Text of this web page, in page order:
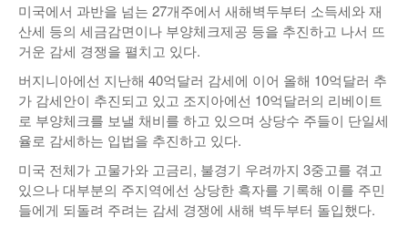
미국에서 과반을 넘는 27개주에서 새해벽두부터 소득세와 재
산세 등의 세금감면이나 부양체크제공 등을 추진하고 나서 뜨
거운 감세 경쟁을 펼치고 있다.
버지니아에선 지난해 40억달러 감세에 이어 올해 10억달러 추
가 감세안이 추진되고 있고 조지아에선 10억달러의 리베이트
로 부양체크를 보낼 채비를 하고 있으며 상당수 주들이 단일세
율로 감세하는 입법을 추진하고 있다.
미국 전체가 고물가와 고금리, 불경기 우려까지 3중고를 겪고
있으나 대부분의 주지역에선 상당한 흑자를 기록해 이를 주민
들에게 되돌려 주려는 감세 경쟁에 새해 벽두부터 돌입했다.